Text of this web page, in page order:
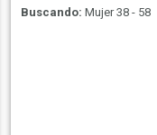
Buscando: Mujer 38 - 58